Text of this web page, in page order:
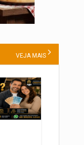
VEJA MAIS